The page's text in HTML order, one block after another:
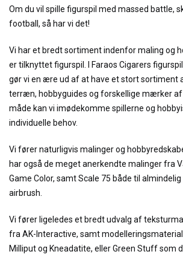
Om du vil spille figurspil med massed battle,
football, så har vi det!
Vi har et bredt sortiment indenfor maling og
er tilknyttet figurspil. I Faraos Cigarers
gør vi en ære ud af at have et stort sortiment
terræn, hobbyguides og forskellige mærker af
måde kan vi imødekomme spillerne og
individuelle behov.
Vi fører naturligvis malinger og
har også de meget anerkendte malinger fra
Game Color, samt Scale 75 både til
airbrush.
Vi fører ligeledes et bredt udvalg af
fra AK-Interactive, samt
Milliput og Kneadatite, eller Green Stuff som